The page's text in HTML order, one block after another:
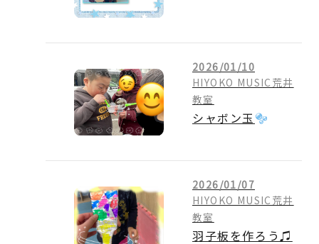
2026/01/10
HIYOKO MUSIC荒井
教室
シャボン玉
2026/01/07
HIYOKO MUSIC荒井
教室
羽子板を作ろう♫